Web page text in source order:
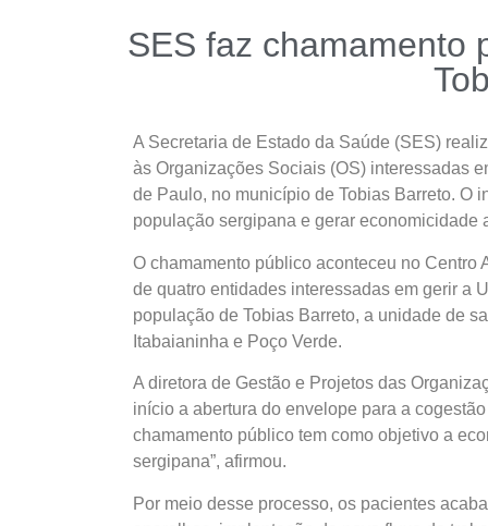
SES faz chamamento
A Secretaria de Estado da Saúde (SES)
às Organizações Sociais (OS) interessadas
de Paulo, no município de Tobias Barreto. O
população sergipana e gerar economicidade
O chamamento público aconteceu no
de quatro entidades interessadas em gerir a
população de Tobias Barreto, a unidade de
Itabaianinha e Poço Verde.
A diretora de Gestão e Projetos das
início a abertura do envelope para a
chamamento público tem como objetivo a
sergipana”, afirmou.
Por meio desse processo, os pacientes